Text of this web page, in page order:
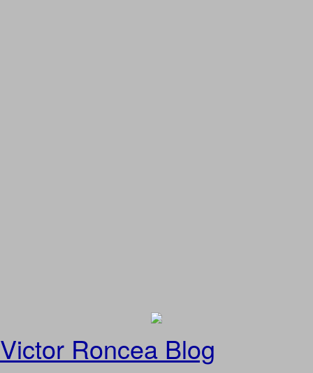
Victor Roncea Blog